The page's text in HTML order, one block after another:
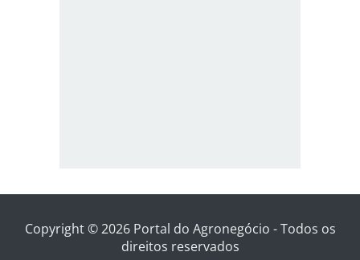
Copyright © 2026 Portal do Agronegócio - Todos os
direitos reservados